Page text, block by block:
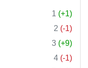
1 (+1)
2 (-1)
3 (+9)
4 (-1)